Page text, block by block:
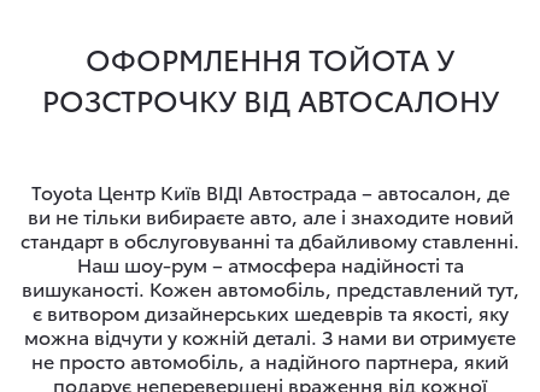
ОФОРМЛЕННЯ ТОЙОТА У
РОЗСТРОЧКУ ВІД АВТОСАЛОНУ
Toyota Центр Київ ВІДІ Автострада – автосалон, де
ви не тільки вибираєте авто, але і знаходите новий
стандарт в обслуговуванні та дбайливому ставленні.
Наш шоу-рум – атмосфера надійності та
вишуканості. Кожен автомобіль, представлений тут,
є витвором дизайнерських шедеврів та якості, яку
можна відчути у кожній деталі. З нами ви отримуєте
не просто автомобіль, а надійного партнера, який
подарує неперевершені враження від кожної